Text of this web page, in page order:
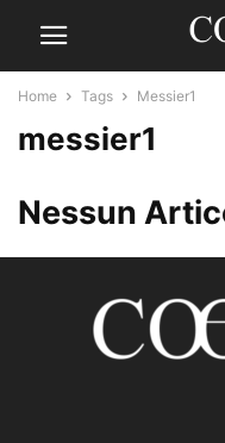
Home Tags Messier1
messier1
Nessun